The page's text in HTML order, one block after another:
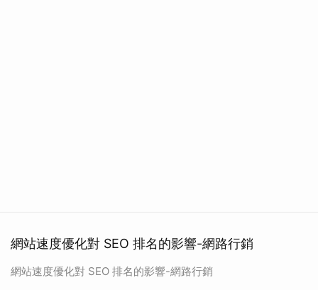
網站速度優化對 SEO 排名的影響-網路行銷
網站速度優化對 SEO 排名的影響-網路行銷